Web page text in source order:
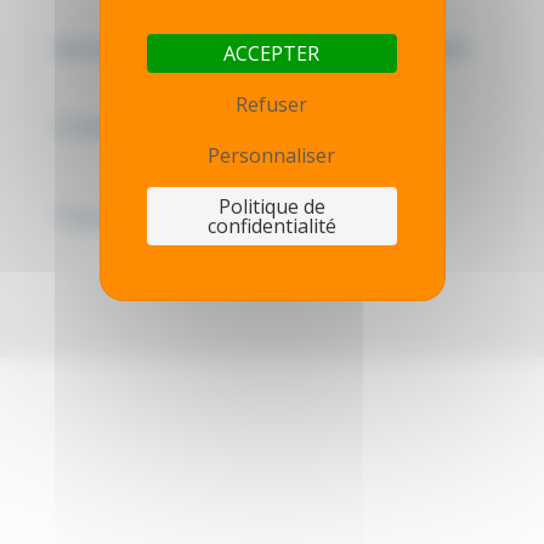
Mentions légales - Politique de confidentialité
ACCEPTER
Refuser
Personnaliser
Politique de
confidentialité